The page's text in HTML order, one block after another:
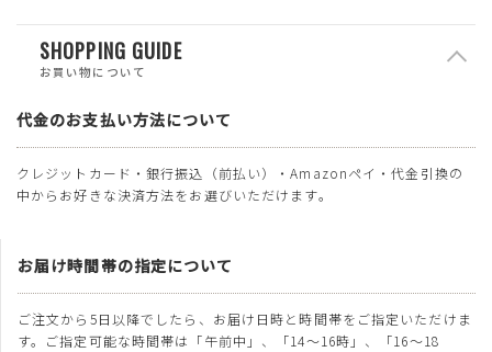
SHOPPING GUIDE
お買い物について
代金のお支払い方法について
クレジットカード・銀行振込（前払い）・Amazonペイ・代金引換の
中からお好きな決済方法をお選びいただけます。
お届け時間帯の指定について
ご注文から5日以降でしたら、お届け日時と時間帯をご指定いただけま
す。ご指定可能な時間帯は「午前中」、「14～16時」、「16～18